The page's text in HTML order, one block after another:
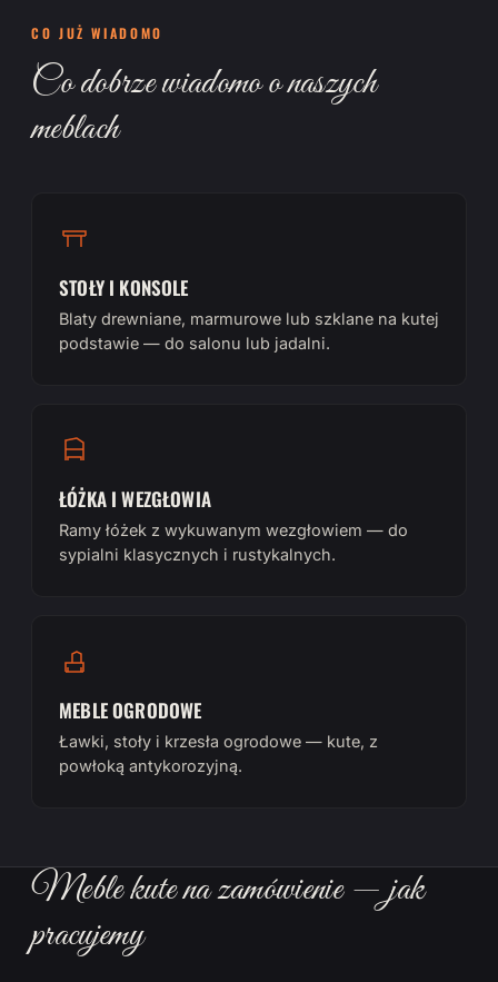
CO JUŻ WIADOMO
Co dobrze wiadomo o naszych
meblach
STOŁY I KONSOLE
Blaty drewniane, marmurowe lub szklane na kutej
podstawie — do salonu lub jadalni.
ŁÓŻKA I WEZGŁOWIA
Ramy łóżek z wykuwanym wezgłowiem — do
sypialni klasycznych i rustykalnych.
MEBLE OGRODOWE
Ławki, stoły i krzesła ogrodowe — kute, z
powłoką antykorozyjną.
Meble kute na zamówienie — jak
pracujemy